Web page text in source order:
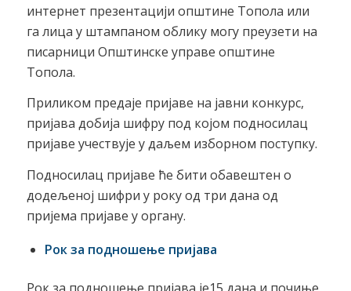
интернет презентацији општине Топола или
га лица у штампаном облику могу преузети на
писарници Општинске управе општине
Топола.
Приликом предаје пријаве на јавни конкурс,
пријава добија шифру под којом подносилац
пријаве учествује у даљем изборном поступку.
Подносилац пријаве ће бити обавештен о
додељеној шифри у року од три дана од
пријема пријаве у органу.
Рок за подношење пријава
Рок за подношење пријава је15 дана и почиње